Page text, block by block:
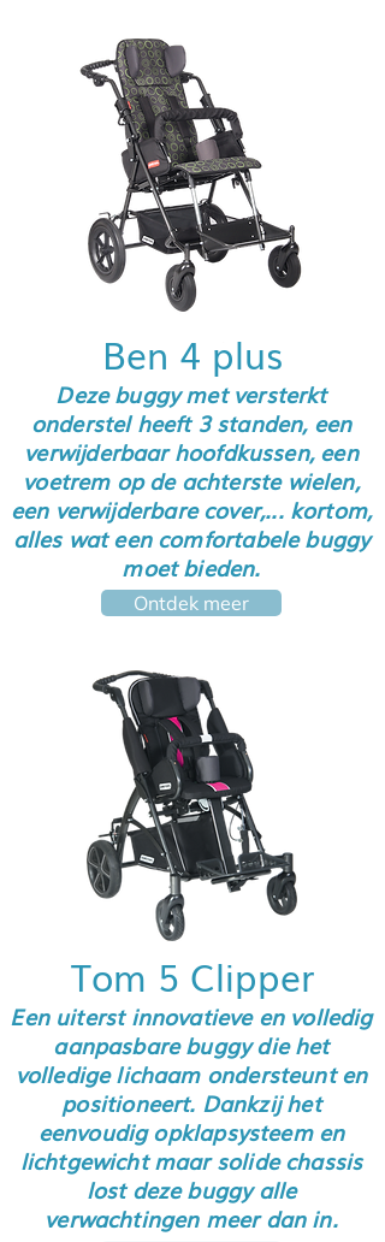
Ben 4 plus
Deze buggy met versterkt
onderstel heeft 3 standen, een
verwijderbaar hoofdkussen, een
voetrem op de achterste wielen,
een verwijderbare cover,... kortom,
alles wat een comfortabele buggy
moet bieden.
Ontdek meer
Tom 5 Clipper
Een uiterst innovatieve en volledig
aanpasbare buggy die het
volledige lichaam ondersteunt en
positioneert. Dankzij het
eenvoudig opklapsysteem en
lichtgewicht maar solide chassis
lost deze buggy alle
verwachtingen meer dan in.